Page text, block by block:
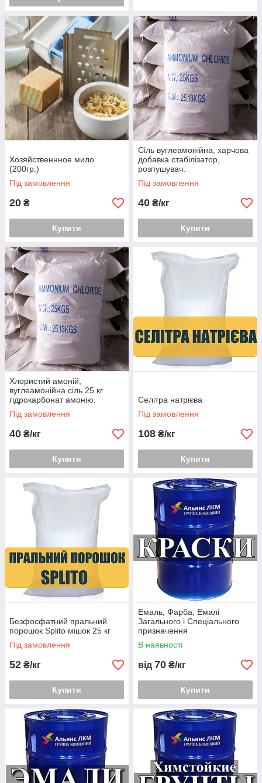
Хозяйственнное мило
(200гр.)
Під замовлення
20 ₴
Купити
Сіль вуглеамонійна, харчова
добавка стабілізатор,
розпушувач.
Під замовлення
40 ₴/кг
Купити
Хлористий амоній,
вуглеамонійна сіль 25 кг
гідрокарбонат амонію.
Під замовлення
40 ₴/кг
Купити
Селітра натрієва
Під замовлення
108 ₴/кг
Купити
Безфосфатний пральний
порошок Splito мішок 25 кг
Під замовлення
52 ₴/кг
Купити
Емаль, Фарба, Емалі
Загального і Спеціального
призначення
В наявності
від 70 ₴/кг
Купити